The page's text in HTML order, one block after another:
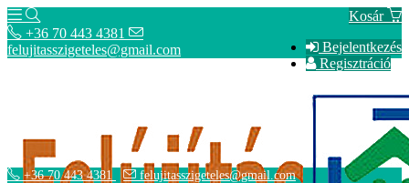
Kosár
Bejelentkezés
Regisztráció
+36 70 443 4381
felujitasszigeteles@gmail.com
+36 70 443 4381 felujitasszigeteles@gmail.com